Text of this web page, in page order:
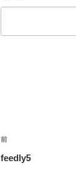
投
稿
前
の
前
feedly5